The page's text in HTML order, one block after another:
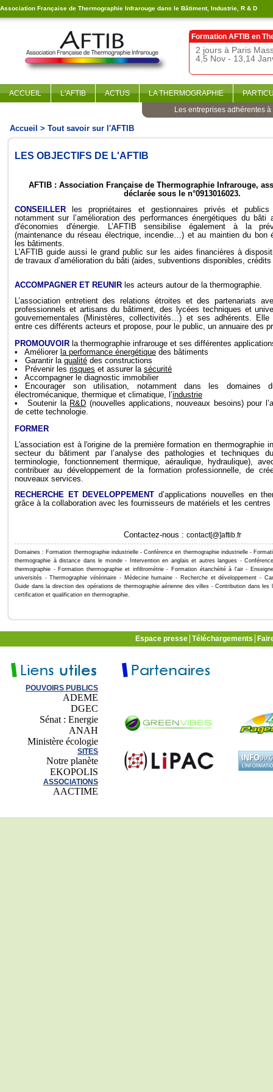
Association Française de Thermographie Infrarouge dans le Bâtiment, Industrie, R & D
Formation AFTIB en
2 jours à Paris
4,5 Nov - 13,14
ACCUEIL L'AFTIB ACTUS LA THERMOGRAPHIE
Les entreprises adhérentes à
Accueil > Tout savoir sur l'AFTIB
LES OBJECTIFS DE L'AFTIB
AFTIB : Association Française de Thermographie Infrarouge,
déclarée sous le n°0913016023.
CONSEILLER les propriétaires et gestionnaires privés et
notamment sur l’amélioration des performances énergétiques du bâti
d'économies d'énergie. L’AFTIB sensibilise également à la
(maintenance du réseau électrique, incendie…) et au maintien du bon
les bâtiments.
L’AFTIB guide aussi le grand public sur les aides financières à
de travaux d’amélioration du bâti (aides, subventions disponibles,
ACCOMPAGNER ET REUNIR les acteurs autour de la thermographie.
L’association entretient des relations étroites et des partenariats
professionnels et artisans du bâtiment, des lycées techniques et
gouvernementales (Ministères, collectivités…) et ses adhérents.
entre ces différents acteurs et propose, pour le public, un annuaire des
PROMOUVOIR la thermographie infrarouge et ses différentes
• Améliorer la performance énergétique des bâtiments
• Garantir la qualité des constructions
• Prévenir les risques et assurer la sécurité
• Accompagner le diagnostic immobilier
• Encourager son utilisation, notamment dans les domaines
électromécanique, thermique et climatique, l’industrie
• Soutenir la R&D (nouvelles applications, nouveaux besoins) pour
de cette technologie.
FORMER
L'association est à l'origine de la première formation en thermographie
secteur du bâtiment par l’analyse des pathologies et techniques
terminologie, fonctionnement thermique, aéraulique, hydraulique),
contribuer au développement de la formation professionnelle, de
nouveaux services.
RECHERCHE ET DEVELOPPEMENT d’applications nouvelles en
grâce à la collaboration avec les fournisseurs de matériels et les centres
Contactez-nous : contact[@]aftib.fr
Domaines : Formation thermographie industrielle - Conférence en thermographie industrielle -
thermographie à distance dans le monde - Intervention en anglais et autres langues -
thermographie - Formation thermographie et infiltrométrie - Formation étanchéité à l'air -
universités - Thermographie vétérinaire - Médecine humaine - Recherche et développement -
Guide dans la direction des opérations de thermographie aérienne des villes - Contribution dans les
certification et qualification en thermographie.
Espace presse Téléchargements
POUVOIRS PUBLICS
ADEME
DGEC
Sénat : Energie
ANAH
Ministère écologie
SITES
Notre planète
EKOPOLIS
ASSOCIATIONS
AACTIME